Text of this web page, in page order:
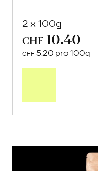
2 x 100g
CHF 10.40
CHF 5.20 pro 100g